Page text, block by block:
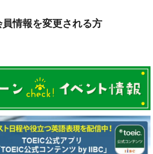
情報を変更される方